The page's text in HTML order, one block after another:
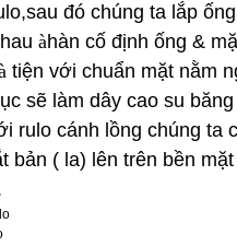
đó chúng ta lắp
àhàn cố định ống &
tiện với chuẩn mặt nằm
sẽ làm dây cao su
rulo cánh lồng chúng ta
bản ( la) lên trên bền